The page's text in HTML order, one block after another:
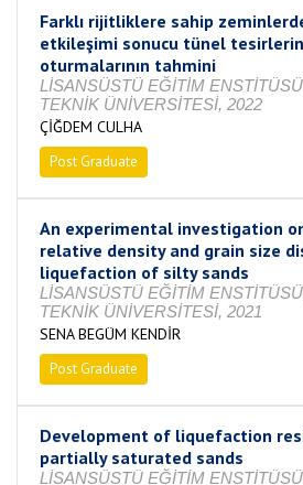
Farklı rijitliklere sahip
etkileşimi sonucu tünel
oturmalarının tahmini
LİSANSÜSTÜ EĞİTİM
TEKNİK ÜNİVERSİTESİ, 2022
ÇİĞDEM CULHA
Post Graduate
An experimental investigation
relative density and grain size
liquefaction of silty sands
LİSANSÜSTÜ EĞİTİM
TEKNİK ÜNİVERSİTESİ, 2021
SENA BEGÜM KENDİR
Post Graduate
Development of liquefaction
partially saturated sands
LİSANSÜSTÜ EĞİTİM